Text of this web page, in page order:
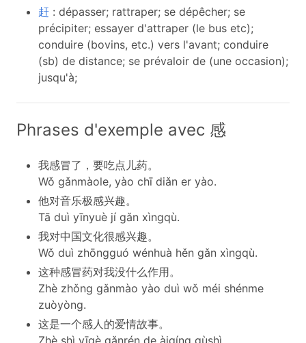
赶 : dépasser; rattraper; se dépêcher; se
précipiter; essayer d'attraper (le bus etc);
conduire (bovins, etc.) vers l'avant; conduire
(sb) de distance; ​​se prévaloir de (une occasion);
jusqu'à;
Phrases d'exemple avec 感
我感冒了，要吃点儿药。
Wǒ gǎnmàole, yào chī diǎn er yào.
他对音乐极感兴趣。
Tā duì yīnyuè jí gǎn xìngqù.
我对中国文化很感兴趣。
Wǒ duì zhōngguó wénhuà hěn gǎn xìngqù.
这种感冒药对我没什么作用。
Zhè zhǒng gǎnmào yào duì wǒ méi shénme
zuòyòng.
这是一个感人的爱情故事。
Zhè shì yīgè gǎnrén de àiqíng gùshì.